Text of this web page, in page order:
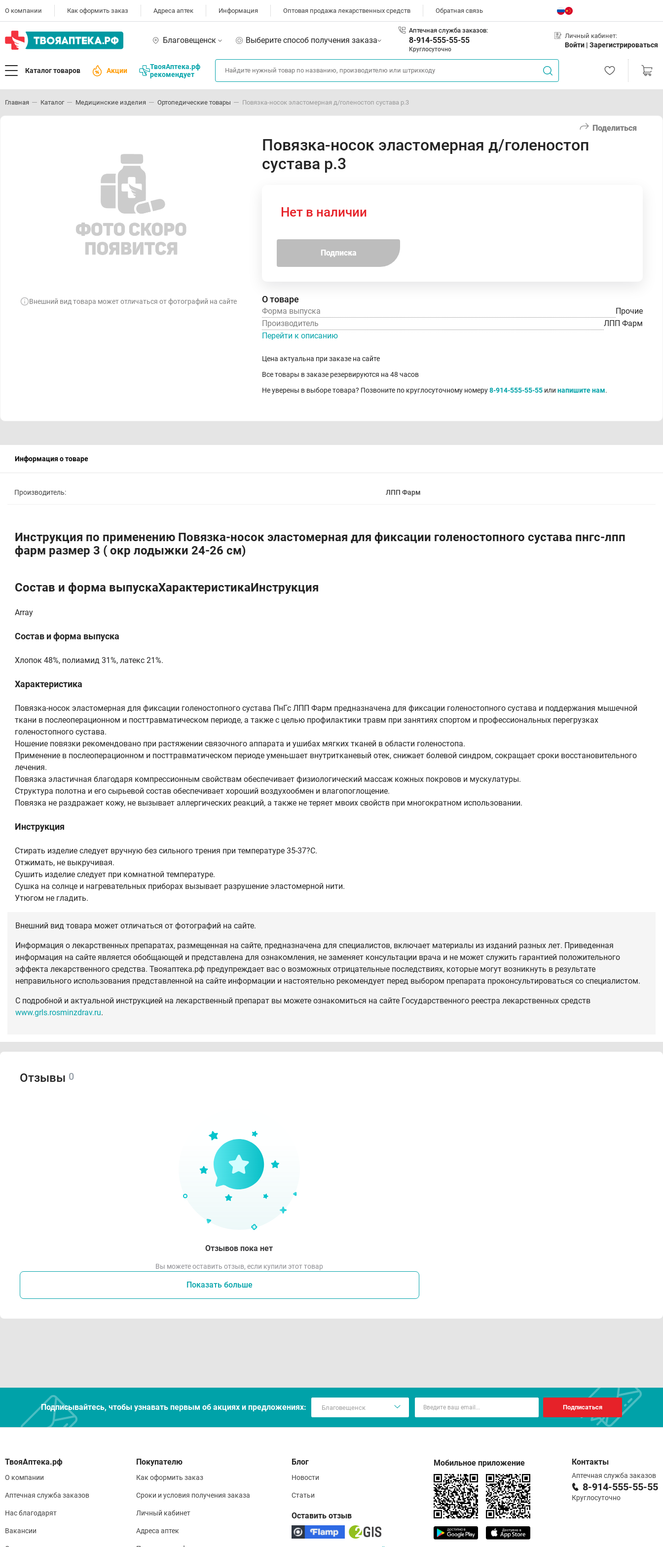
О компании Как оформить заказ Адреса аптек Информация Оптовая продажа лекарственных средств Обратная связь
Благовещенск Выберите способ получения заказа
Аптечная служба заказов:
8-914-555-55-55
Круглосуточно
Личный кабинет:
Войти | Зарегистрироваться
Каталог товаров Акции
ТвояАптека.рф
рекомендует
Главная Каталог Медицинские изделия Ортопедические товары Повязка-носок эластомерная д/голеностоп сустава р.3
Поделиться
Внешний вид товара может отличаться от фотографий на сайте
Повязка-носок эластомерная д/голеностоп
сустава р.3
Нет в наличии
Подписка
О товаре
Форма выпуска
Прочие
Производитель
ЛПП Фарм
Перейти к описанию
Цена актуальна при заказе на сайте
Все товары в заказе резервируются на 48 часов
Не уверены в выборе товара? Позвоните по круглосуточному номеру8-914-555-55-55 или напишите нам.
Информация о товаре
Производитель: ЛПП Фарм
Инструкция по применению Повязка-носок эластомерная для фиксации голеностопного сустава пнгс-лпп
фарм размер 3 ( окр лодыжки 24-26 см)
Состав и форма выпускаХарактеристикаИнструкция
Array
Состав и форма выпуска
Хлопок 48%, полиамид 31%, латекс 21%.
Характеристика
Повязка-носок эластомерная для фиксации голеностопного сустава ПнГс ЛПП Фарм предназначена для фиксации голеностопного сустава и поддержания мышечной
ткани в послеоперационном и посттравматическом периоде, а также с целью профилактики травм при занятиях спортом и профессиональных перегрузках
голеностопного сустава.
Ношение повязки рекомендовано при растяжении связочного аппарата и ушибах мягких тканей в области голеностопа.
Применение в послеоперационном и посттравматическом периоде уменьшает внутритканевый отек, снижает болевой синдром, сокращает сроки восстановительного
лечения.
Повязка эластичная благодаря компрессионным свойствам обеспечивает физиологический массаж кожных покровов и мускулатуры.
Структура полотна и его сырьевой состав обеспечивает хороший воздухообмен и влагопоглощение.
Повязка не раздражает кожу, не вызывает аллергических реакций, а также не теряет мвоих свойств при многократном использовании.
Инструкция
Стирать изделие следует вручную без сильного трения при температуре 35-37?C.
Отжимать, не выкручивая.
Сушить изделие следует при комнатной температуре.
Сушка на солнце и нагревательных приборах вызывает разрушение эластомерной нити.
Утюгом не гладить.
Внешний вид товара может отличаться от фотографий на сайте.
Информация о лекарственных препаратах, размещенная на сайте, предназначена для специалистов, включает материалы из изданий разных лет. Приведенная
информация на сайте является обобщающей и представлена для ознакомления, не заменяет консультации врача и не может служить гарантией положительного
эффекта лекарственного средства. Твояаптека.рф предупреждает вас о возможных отрицательные последствиях, которые могут возникнуть в результате
неправильного использования представленной на сайте информации и настоятельно рекомендует перед выбором препарата проконсультироваться со специалистом.
С подробной и актуальной инструкцией на лекарственный препарат вы можете ознакомиться на сайте Государственного реестра лекарственных средств
www.grls.rosminzdrav.ru.
Отзывы 0
Отзывов пока нет
Вы можете оставить отзыв, если купили этот товар
Показать больше
Подписывайтесь, чтобы узнавать первым об акцияx и предложениях: Подписаться
О компании
Аптечная служба заказов
Нас благодарят
Вакансии
Покупателю
Как оформить заказ
Сроки и условия получения заказа
Личный кабинет
Адреса аптек
Блог
Новости
Статьи
Оставить отзыв
Мобильное приложение Контакты
Аптечная служба заказов
8-914-555-55-55
Круглосуточно